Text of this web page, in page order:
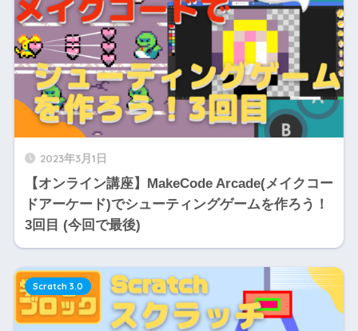
2023年3月1日
【オンライン講座】MakeCode Arcade(メイクコー
ドアーケード)でシューティングゲームを作ろう！
3回目 (今回で最後)
Scratch 3.0